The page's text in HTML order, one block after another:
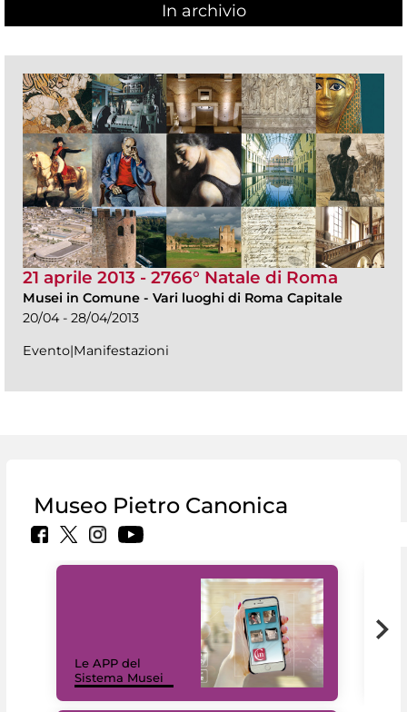
In archivio
21 aprile 2013 - 2766° Natale di Roma
Musei in Comune - Vari luoghi di Roma Capitale
20/04 - 28/04/2013
Evento|Manifestazioni
Museo Pietro Canonica
Le APP del
Sistema Musei